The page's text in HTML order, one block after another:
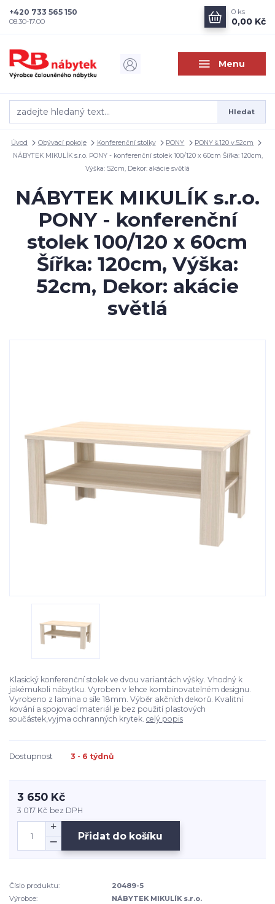
Menu
Hledat
+420 733 565 150
08.30-17.00
0 ks
0,00 Kč
Úvod Obývací pokoje Konferenční stolky PONY
PONY š.120 v.52cm
NÁBYTEK MIKULÍK s.r.o. PONY - konferenční stolek 100/120 x 60cm Šířka: 120cm,
Výška: 52cm, Dekor: akácie světlá
NÁBYTEK MIKULÍK s.r.o.
PONY - konferenční
stolek 100/120 x 60cm
Šířka: 120cm, Výška:
52cm, Dekor: akácie
světlá
Klasický konferenční stolek ve dvou variantách výšky. Vhodný k
jakémukoli nábytku. Vyroben v lehce kombinovatelném designu.
Vyrobeno z lamina o síle 18mm. Výběr akčních dekorů. Kvalitní
kování a spojovací materiál je bez použití plastových
součástek,vyjma ochranných krytek. celý popis
Dostupnost 3 - 6 týdnů
3 650 Kč
3 017 Kč bez DPH
Přidat do košíku
Číslo produktu:
20489-5
Výrobce:
NÁBYTEK MIKULÍK s.r.o.